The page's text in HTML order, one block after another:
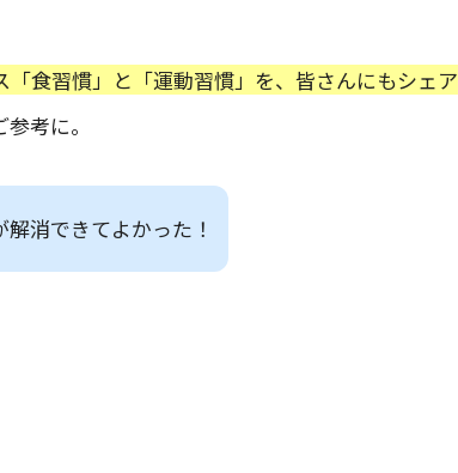
食習慣」と「運動習慣」を、皆さんにもシェア
考に。
消できてよかった！